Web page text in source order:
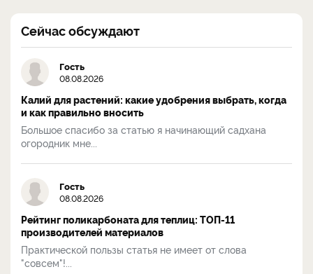
Сейчас обсуждают
Гость
08.08.2026
Калий для растений: какие удобрения выбрать, когда
и как правильно вносить
Большое спасибо за статью я начинающий садхана
огородник мне...
Гость
08.08.2026
Рейтинг поликарбоната для теплиц: ТОП-11
производителей материалов
Практической пользы статья не имеет от слова
"совсем"!...